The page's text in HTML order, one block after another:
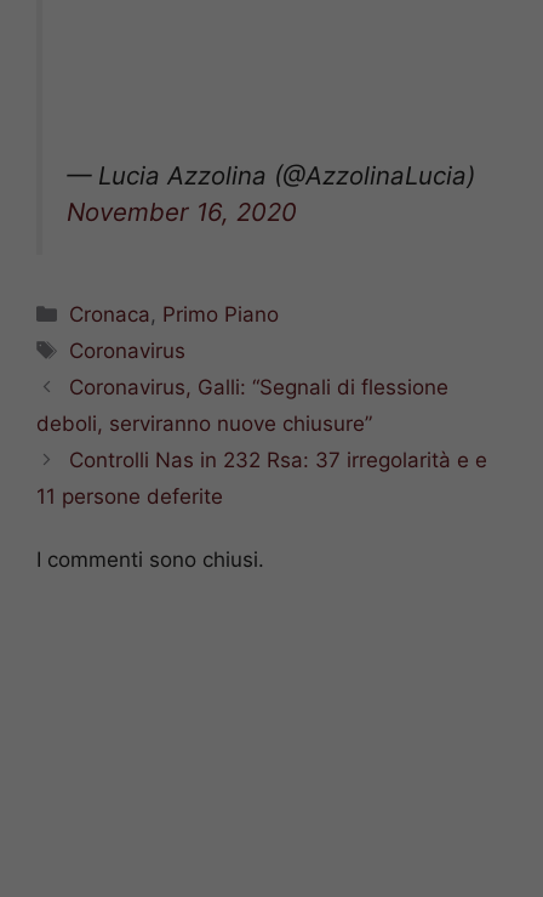
— Lucia Azzolina (@AzzolinaLucia)
November 16, 2020
Categorie
Cronaca, Primo Piano
Tag
Coronavirus
Coronavirus, Galli: “Segnali di flessione
deboli, serviranno nuove chiusure”
Controlli Nas in 232 Rsa: 37 irregolarità e e
11 persone deferite
I commenti sono chiusi.